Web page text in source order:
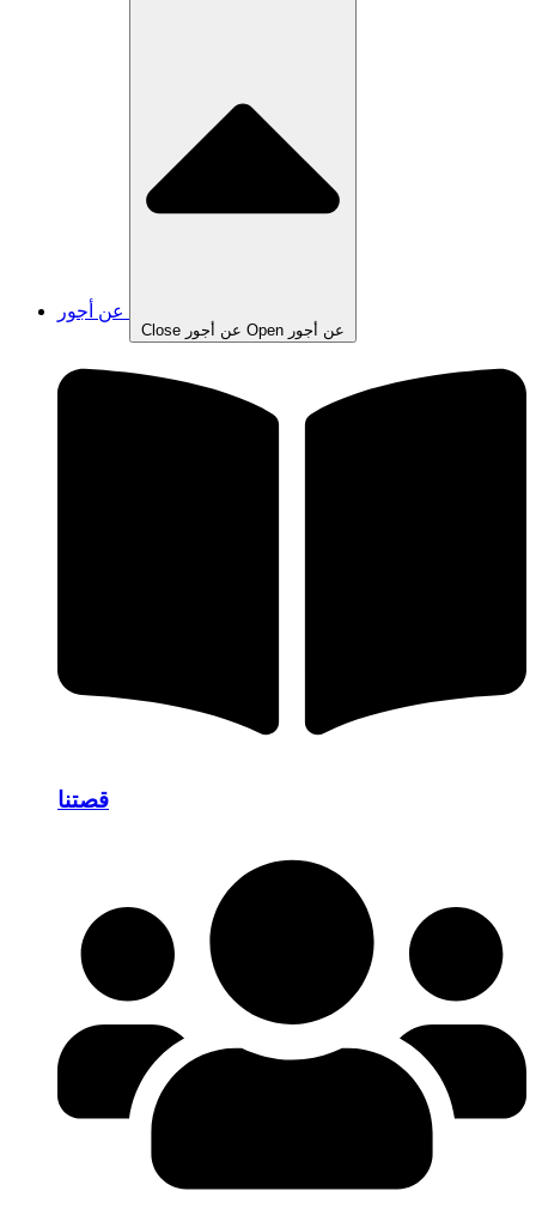
Close عن أجور Open عن أجور
قصتنا